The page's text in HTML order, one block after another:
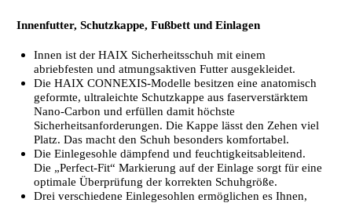
Innenfutter, Schutzkappe, Fußbett und Einlagen
Innen ist der HAIX Sicherheitsschuh mit einem
abriebfesten und atmungsaktiven Futter ausgekleidet.
Die HAIX CONNEXIS-Modelle besitzen eine anatomisch
geformte, ultraleichte Schutzkappe aus faserverstärktem
Nano-Carbon und erfüllen damit höchste
Sicherheitsanforderungen. Die Kappe lässt den Zehen viel
Platz. Das macht den Schuh besonders komfortabel.
Die Einlegesohle dämpfend und feuchtigkeitsableitend.
Die „Perfect-Fit“ Markierung auf der Einlage sorgt für eine
optimale Überprüfung der korrekten Schuhgröße.
Drei verschiedene Einlegesohlen ermöglichen es Ihnen,